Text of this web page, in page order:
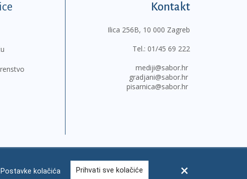
Kontakt
Ilica 256B, 10 000 Zagreb
Tel.: 01/45 69 222
mediji@sabor.hr
gradjani@sabor.hr
pisarnica@sabor.hr
Impressum Česta pitanja Kontakti Mapa weba
Postavke kolačića Prihvati sve kolačiće